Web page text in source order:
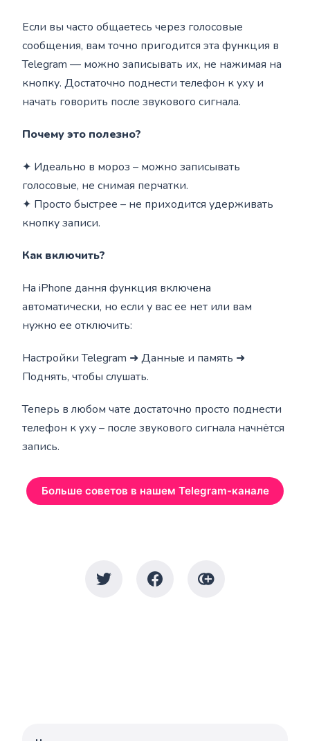
Если вы часто общаетесь через голосовые
сообщения, вам точно пригодится эта функция в
Telegram — можно записывать их, не нажимая на
кнопку. Достаточно поднести телефон к уху и
начать говорить после звукового сигнала.
Почему это полезно?
✦ Идеально в мороз – можно записывать
голосовые, не снимая перчатки.
✦ Просто быстрее – не приходится удерживать
кнопку записи.
Как включить?
На iPhone дання функция включена
автоматически, но если у вас ее нет или вам
нужно ее отключить:
Настройки Telegram ➜ Данные и память ➜
Поднять, чтобы слушать.
Теперь в любом чате достаточно просто поднести
телефон к уху – после звукового сигнала начнётся
запись.
Больше советов в нашем Telegram-канале